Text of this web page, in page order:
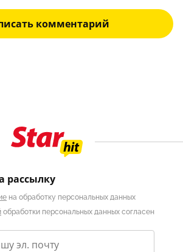
комментарий
рассылку
на обработку персональных данных
обработки персональных данных согласен